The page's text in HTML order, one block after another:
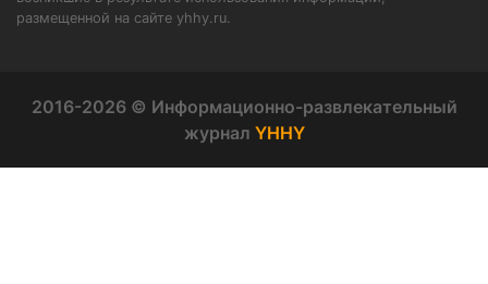
размещенной на сайте yhhy.ru.
2016-2026 © Информационно-развлекательный
журнал YHHY